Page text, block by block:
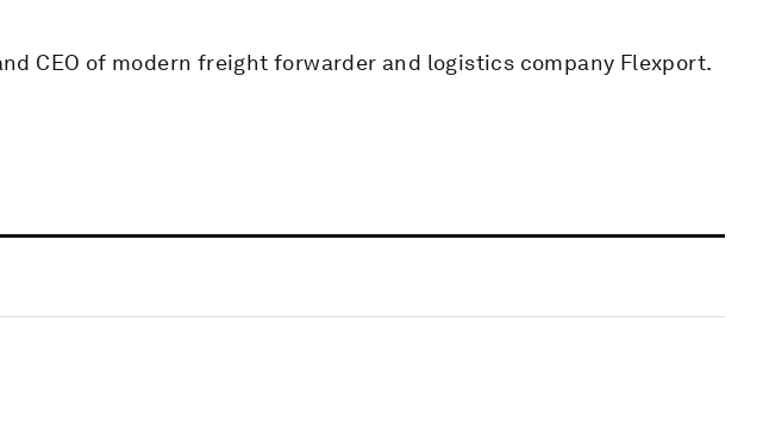
CEO of modern freight forwarder and logistics company Flexport.